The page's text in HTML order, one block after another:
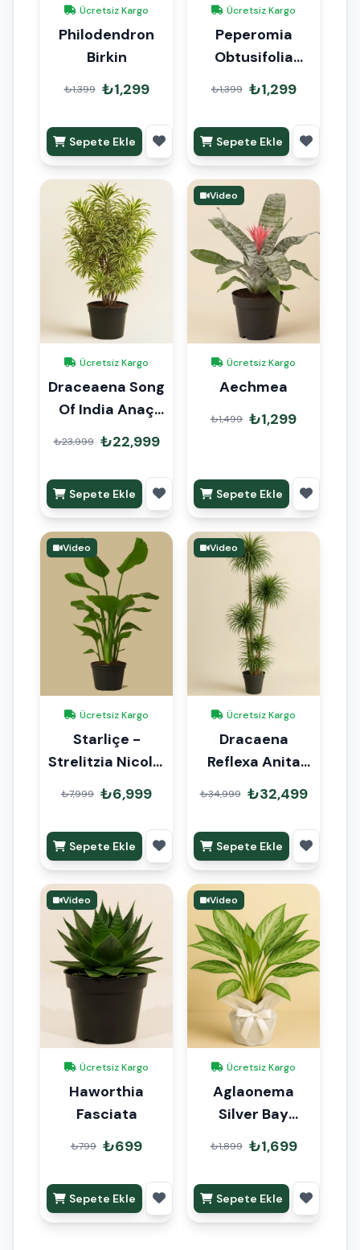
Ücretsiz Kargo
Philodendron
Birkin
₺1,399 ₺1,299
Sepete Ekle
Ücretsiz Kargo
Peperomia
Obtusifolia
Albomarginata
₺1,399 ₺1,299
Sepete Ekle
Ücretsiz Kargo
Draceaena Song
Of India Anaç
160cm
₺23,999 ₺22,999
Sepete Ekle
Video
Ücretsiz Kargo
Aechmea
₺1,499 ₺1,299
Sepete Ekle
Video
Ücretsiz Kargo
Starliçe -
Strelitzia Nicolai
3 Kök 180cm
₺7,999 ₺6,999
Sepete Ekle
Video
Ücretsiz Kargo
Dracaena
Reflexa Anita
150cm
₺34,999 ₺32,499
Sepete Ekle
Video
Ücretsiz Kargo
Haworthia
Fasciata
₺799 ₺699
Sepete Ekle
Video
Ücretsiz Kargo
Aglaonema
Silver Bay
Hediye Paketli
₺1,899 ₺1,699
Sepete Ekle